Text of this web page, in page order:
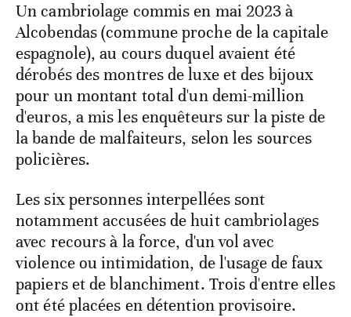
Un cambriolage commis en mai 2023 à
Alcobendas (commune proche de la capitale
espagnole), au cours duquel avaient été
dérobés des montres de luxe et des bijoux
pour un montant total d'un demi-million
d'euros, a mis les enquêteurs sur la piste de
la bande de malfaiteurs, selon les sources
policières.
Les six personnes interpellées sont
notamment accusées de huit cambriolages
avec recours à la force, d'un vol avec
violence ou intimidation, de l'usage de faux
papiers et de blanchiment. Trois d'entre elles
ont été placées en détention provisoire.